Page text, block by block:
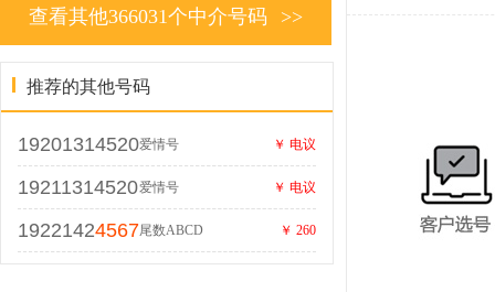
>>
查看其他366031个中介号码
推荐的其他号码
19201314520爱情号 ￥ 电议
19211314520爱情号 ￥ 电议
19221424567尾数ABCD ￥ 260